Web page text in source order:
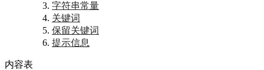
字符串常量
关键词
保留关键词
提示信息
内容表